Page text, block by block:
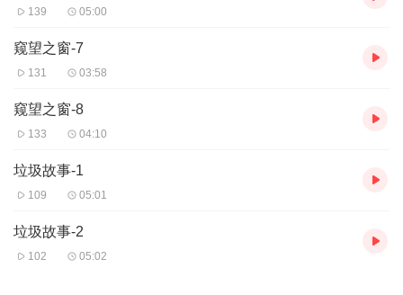
139 05:00
窥望之窗-7
131 03:58
窥望之窗-8
133 04:10
垃圾故事-1
109 05:01
垃圾故事-2
102 05:02